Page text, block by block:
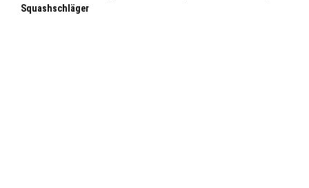
Squashschläger